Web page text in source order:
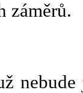
záměrů.